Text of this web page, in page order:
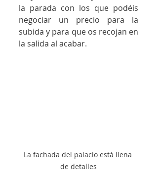
la parada con los que podéis
negociar un precio para la
subida y para que os recojan en
la salida al acabar.
La fachada del palacio está llena
de detalles